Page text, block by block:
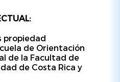
propiedad
de Orientación
de la Facultad de
de Costa Rica y